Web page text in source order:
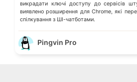
викрадати ключі доступу до сервісів
виявлено розширення для Chrome, які
спілкування з ШІ-чатботами.
Pingvin Pro